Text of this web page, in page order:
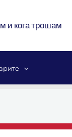
и кога трошам